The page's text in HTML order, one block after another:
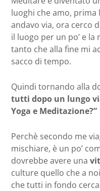
luoghi che amo, prima
andavo via, ora cerco
il luogo per un po’ e
tanto che alla fine mi
sacco di tempo.
Quindi tornando alla
tutti dopo un lungo
Yoga e Meditazione?”
Perchè secondo me
mischiare, è un po’
dovrebbe avere una
culture quello che a
che tutti in fondo